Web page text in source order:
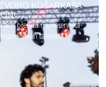
KOŠARKAŠA
brenda usmerene ka
talenata